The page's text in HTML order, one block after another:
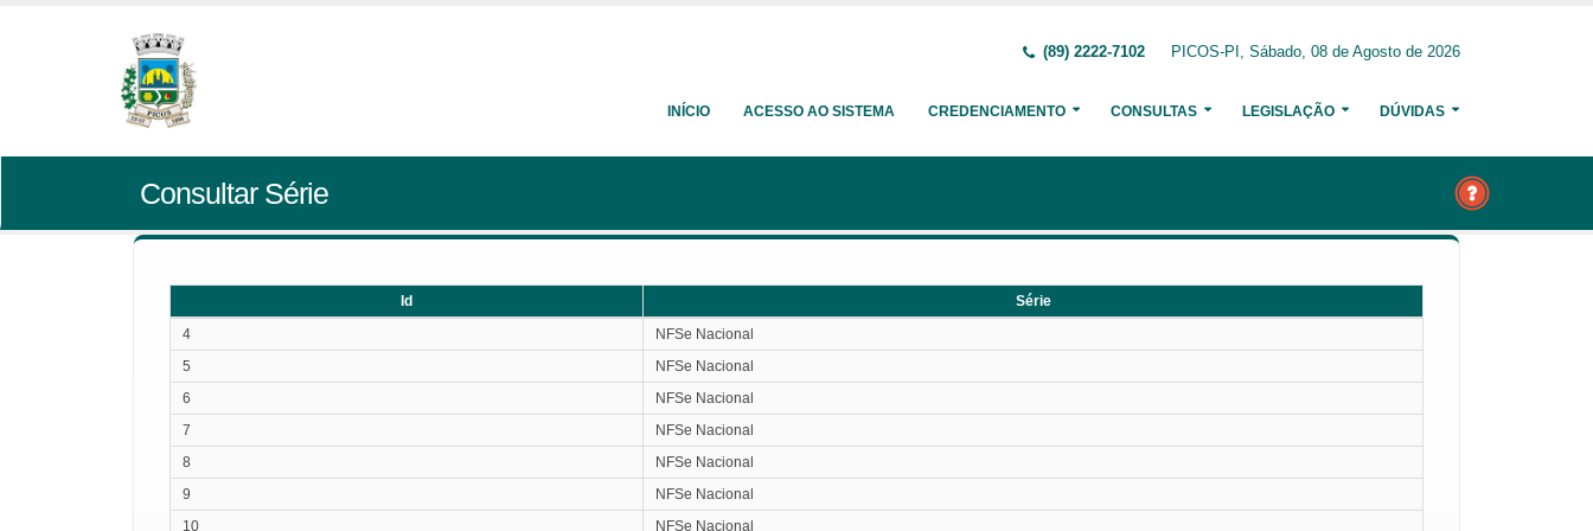
(89) 2222-7102 PICOS-PI, Sábado, 08 de Agosto de 2026
INÍCIO ACESSO AO SISTEMA CREDENCIAMENTO CONSULTAS LEGISLAÇÃO DÚVIDAS
Consultar Série
Id
Série
4
NFSe Nacional
5
NFSe Nacional
6
NFSe Nacional
7
NFSe Nacional
8
NFSe Nacional
9
NFSe Nacional
10
NFSe Nacional